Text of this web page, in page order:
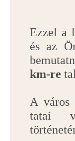
Ezzel a
és az
km-re
A város
tatai